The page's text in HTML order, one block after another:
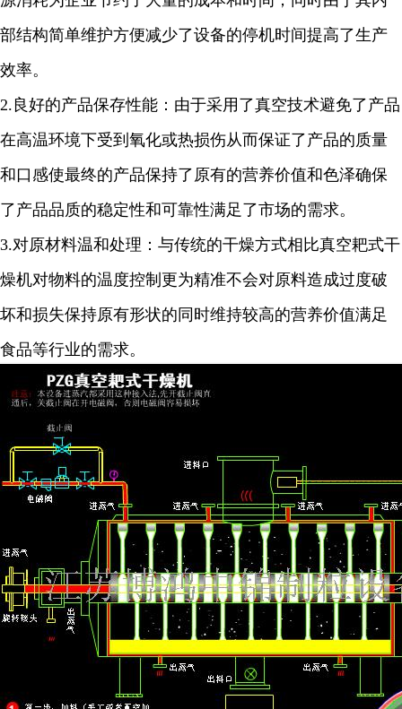
部结构简单维护方便减少了设备的停机时间提高了生产
效率。
2. 良好的产品保存性能：由于采用了真空技术避免了产品
在高温环境下受到氧化或热损伤从而保证了产品的质量
和口感使最终的产品保持了原有的营养价值和色泽确保
了产品品质的稳定性和可靠性满足了市场的需求。
3.对原材料温和处理：与传统的干燥方式相比真空耙式干
燥机对物料的温度控制更为精准不会对原料造成过度破
坏和损失保持原有形状的同时维持较高的营养价值满足
食品等行业的需求。